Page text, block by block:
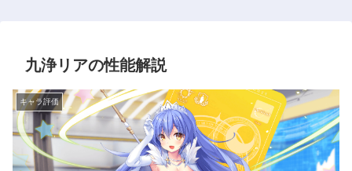
九浄リアの性能解説
キャラ評価